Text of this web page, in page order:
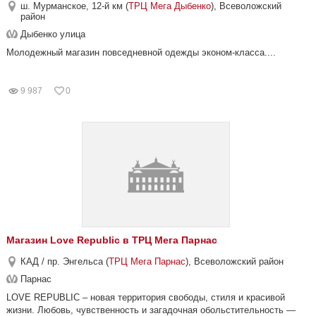
ш. Мурманское, 12-й км (ТРЦ Мега Дыбенко), Всеволожский
район
Дыбенко улица
Молодежный магазин повседневной одежды эконом-класса....
9 987 0
Магазин Love Republic в ТРЦ Мега Парнас
КАД / пр. Энгельса (ТРЦ Мега Парнас), Всеволожский район
Парнас
LOVE REPUBLIC – новая территория свободы, стиля и красивой
жизни. Любовь, чувственность и загадочная обольстительность —